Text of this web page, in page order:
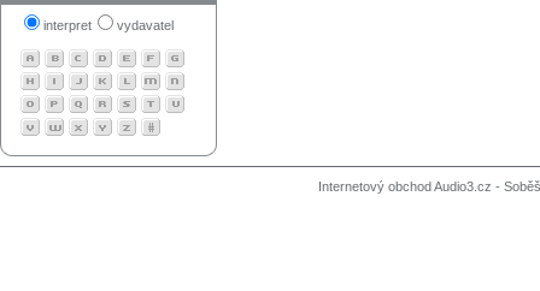
interpret vydavatel
Internetový obchod Audio3.cz -